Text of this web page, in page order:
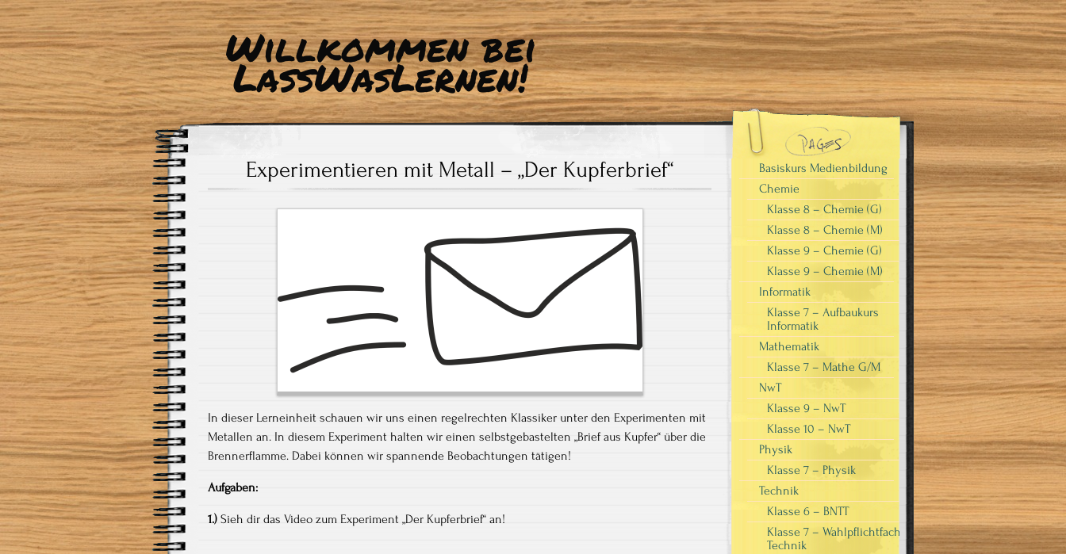
Willkommen bei
LassWasLernen!
Experimentieren mit Metall – „Der Kupferbrief“
In dieser Lerneinheit schauen wir uns einen regelrechten Klassiker unter den Experimenten mit
Metallen an. In diesem Experiment halten wir einen selbstgebastelten „Brief aus Kupfer“ über die
Brennerflamme. Dabei können wir spannende Beobachtungen tätigen!
Aufgaben:
1.) Sieh dir das Video zum Experiment „Der Kupferbrief“ an!
Basiskurs Medienbildung
Chemie
Klasse 8 – Chemie (G)
Klasse 8 – Chemie (M)
Klasse 9 – Chemie (G)
Klasse 9 – Chemie (M)
Informatik
Klasse 7 – Aufbaukurs
Informatik
Mathematik
Klasse 7 – Mathe G/M
NwT
Klasse 9 – NwT
Klasse 10 – NwT
Physik
Klasse 7 – Physik
Technik
Klasse 6 – BNTT
Klasse 7 – Wahlpflichtfach
Technik